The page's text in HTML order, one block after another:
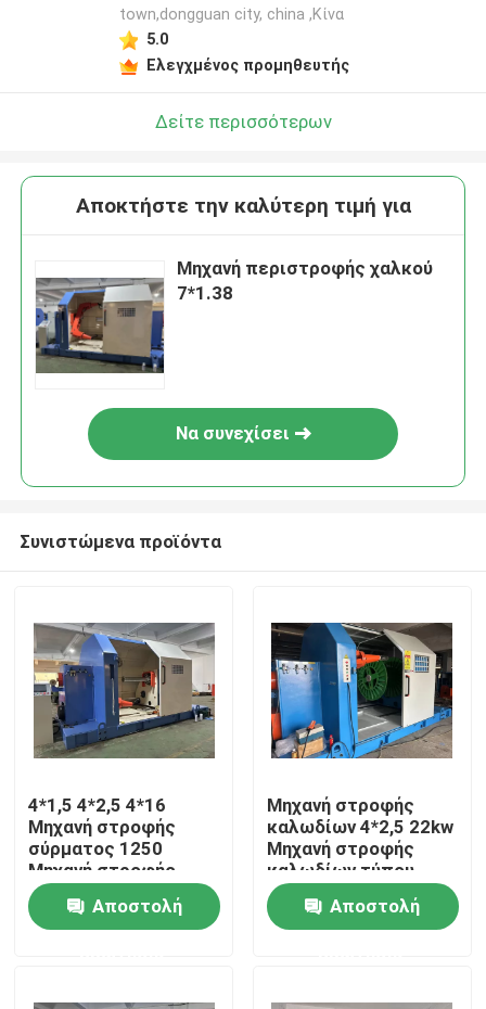
Σπίτι
Προϊόντα
Βίντεο
town,dongguan city, china ,Κίνα
5.0
Ελεγχμένος προμηθευτής
Δείτε περισσότερων
Αποκτήστε την καλύτερη τιμή για
Μηχανή περιστροφής χαλκού
7*1.38
Να συνεχίσει
Συνιστώμενα προϊόντα
4*1,5 4*2,5 4*16
Μηχανή στροφής
σύρματος 1250
Μηχανή στροφής
ανυψωτήρα
Αποστολή
Μηχανή στροφής
καλωδίων 4*2,5 22kw
Μηχανή στροφής
καλωδίων τύπου
ανθρακούχο
Αποστολή